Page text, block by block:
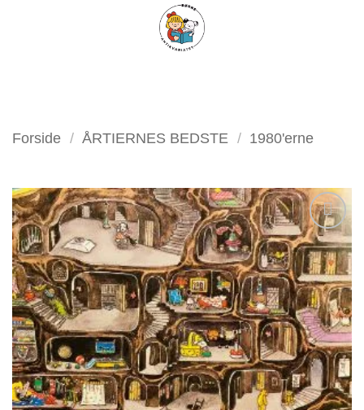
FILTER
Forside / ÅRTIERNES BEDSTE / 1980'erne
Tilføj
som
favorit